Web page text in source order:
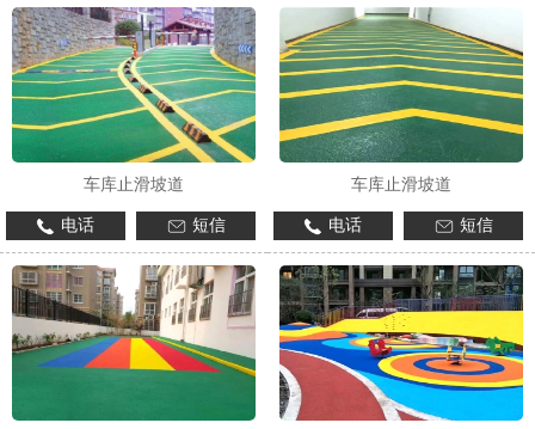
车库止滑坡道
电话 短信
车库止滑坡道
电话 短信